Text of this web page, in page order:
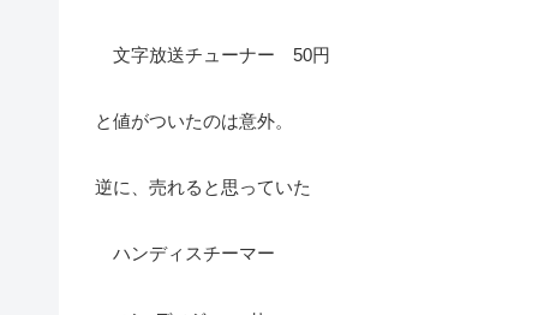
文字放送チューナー 50円
と値がついたのは意外。
逆に、売れると思っていた
ハンディスチーマー